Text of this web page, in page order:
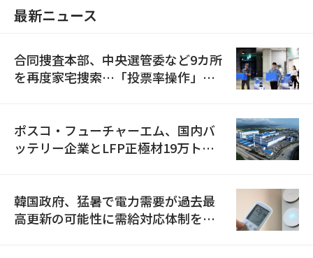
最新ニュース
合同捜査本部、中央選管委など9カ所
を再度家宅捜索…「投票率操作」の
ポスコ・フューチャーエム、国内バ
ッテリー企業とLFP正極材19万トン
韓国政府、猛暑で電力需要が過去最
高更新の可能性に需給対応体制を点